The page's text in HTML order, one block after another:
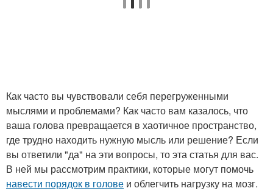
Как часто вы чувствовали себя перегруженными
мыслями и проблемами? Как часто вам казалось, что
ваша голова превращается в хаотичное пространство,
где трудно находить нужную мысль или решение? Если
вы ответили "да" на эти вопросы, то эта статья для вас.
В ней мы рассмотрим практики, которые могут помочь
навести порядок в голове и облегчить нагрузку на мозг.